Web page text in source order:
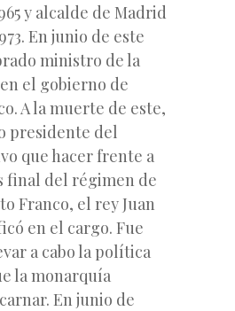
y alcalde de Madrid
En junio de este
ministro de la
el gobierno de
A la muerte de este,
presidente del
que hacer frente a
final del régimen de
Franco, el rey Juan
en el cargo. Fue
a cabo la política
la monarquía
En junio de